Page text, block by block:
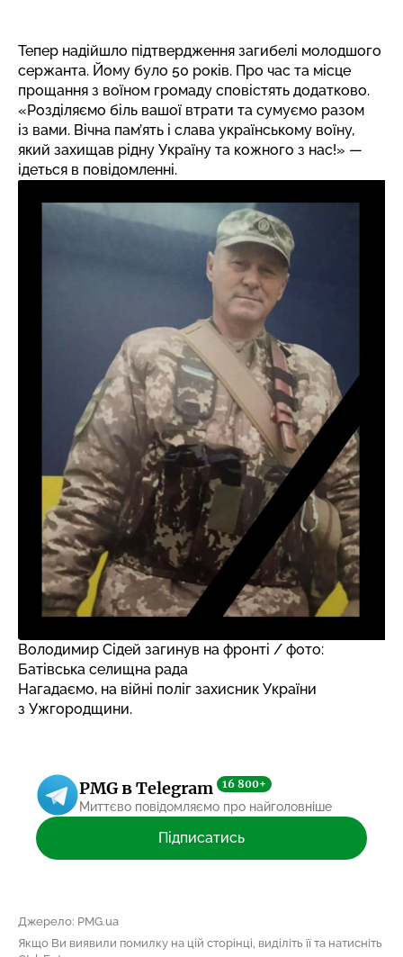
Тепер надійшло підтвердження загибелі молодшого
сержанта. Йому було 50 років. Про час та місце
прощання з воїном громаду сповістять додатково.
«Розділяємо біль вашої втрати та сумуємо разом
із вами. Вічна пам’ять і слава українському воїну,
який захищав рідну Україну та кожного з нас!» —
ідеться в повідомленні.
Володимир Сідей загинув на фронті / фото:
Батівська селищна рада
Нагадаємо, на війні поліг захисник України
з Ужгородщини.
PMG в Telegram 16 800+
Миттєво повідомляємо про найголовніше
Підписатись
Джерело: PMG.ua
Якщо Ви виявили помилку на цій сторінці, виділіть її та натисніть